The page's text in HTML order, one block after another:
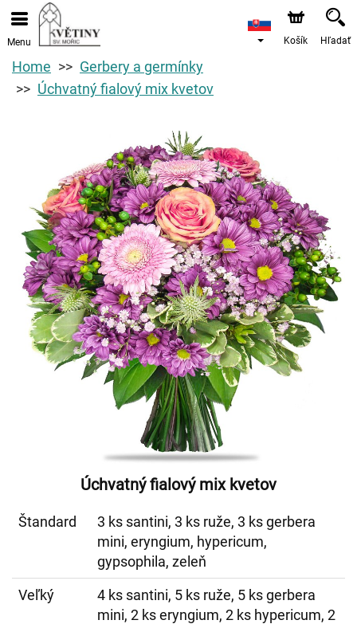
Menu Košík Hľadať
Home
Gerbery a germínky
Úchvatný fialový mix kvetov
Úchvatný fialový mix kvetov
Štandard
3 ks santini, 3 ks ruže, 3 ks gerbera
mini, eryngium, hypericum,
gypsophila, zeleň
Veľký
4 ks santini, 5 ks ruže, 5 ks gerbera
mini, 2 ks eryngium, 2 ks hypericum, 2